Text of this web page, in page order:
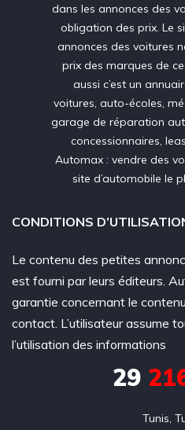
dans les annonces des
obligation des prix. Le
annonces des voitures
prix des marques de
aussi c’est un
voitures, auto-écoles,
garage de réparation
concessionnaires,
Automax : vendre des
site d’automobile le
CONDITIONS
Le contenu des petites
est fourni par leurs éditeurs.
garantie concernant le
contact. L’utilisateur assume
l’utilisation des informations
29
Tunis,